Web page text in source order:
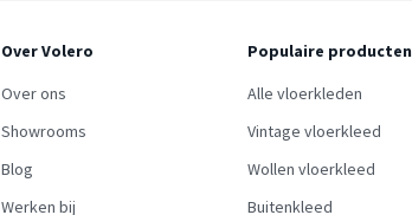
Over Volero
Over ons
Showrooms
Blog
Werken bij
Populaire producten
Alle vloerkleden
Vintage vloerkleed
Wollen vloerkleed
Buitenkleed